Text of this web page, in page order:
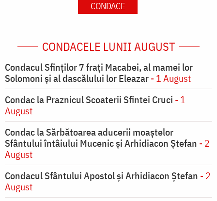
CONDACE
CONDACELE LUNII AUGUST
Condacul Sfinţilor 7 fraţi Macabei, al mamei lor
Solomoni şi al dascălului lor Eleazar- 1 August
Condac la Praznicul Scoaterii Sfintei Cruci - 1
August
Condac la Sărbătoarea aducerii moaştelor
Sfântului întâiului Mucenic şi Arhidiacon Ştefan - 2
August
Condacul Sfântului Apostol și Arhidiacon Ștefan - 2
August